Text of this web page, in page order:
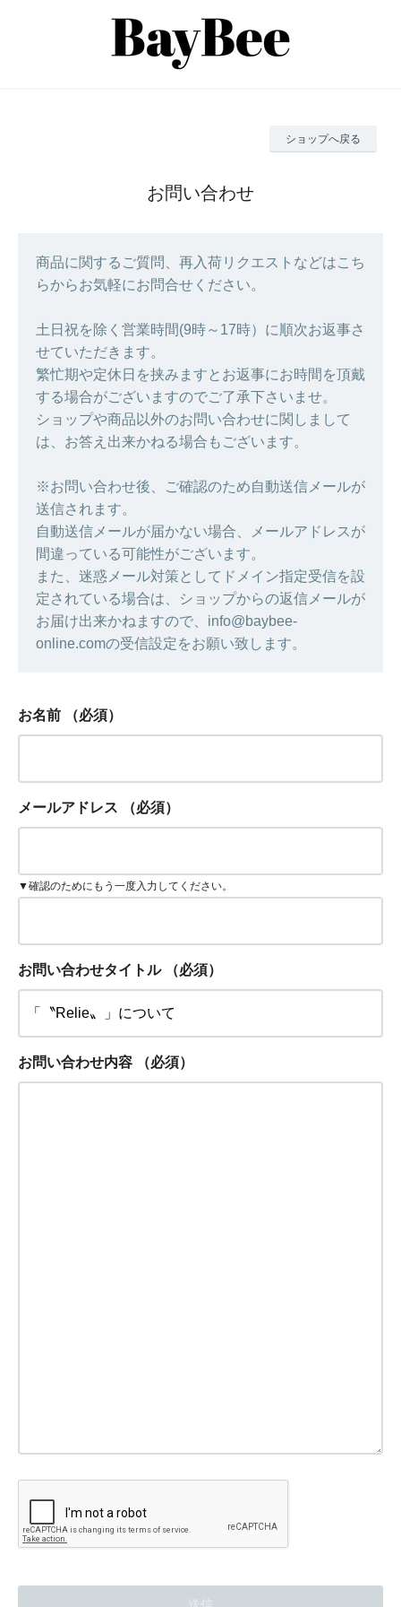
ショップへ戻る
お問い合わせ
商品に関するご質問、再入荷リクエストなどはこち
らからお気軽にお問合せください。
土日祝を除く営業時間(9時～17時）に順次お返事さ
せていただきます。
繁忙期や定休日を挟みますとお返事にお時間を頂戴
する場合がございますのでご了承下さいませ。
ショップや商品以外のお問い合わせに関しまして
は、お答え出来かねる場合もございます。
※お問い合わせ後、ご確認のため自動送信メールが
送信されます。
自動送信メールが届かない場合、メールアドレスが
間違っている可能性がございます。
また、迷惑メール対策としてドメイン指定受信を設
定されている場合は、ショップからの返信メールが
お届け出来かねますので、info@baybee-
online.comの受信設定をお願い致します。
お名前 （必須）
メールアドレス （必須）
▼確認のためにもう一度入力してください。
お問い合わせタイトル （必須）
お問い合わせ内容 （必須）